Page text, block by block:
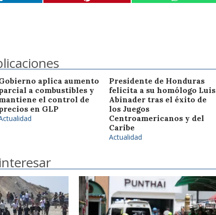
aplica aumento
a combustibles y
el control de
en GLP
Presidente de Honduras
felicita a su homólogo Luis
Abinader tras el éxito de
los Juegos
Centroamericanos y del
Caribe
Actualidad